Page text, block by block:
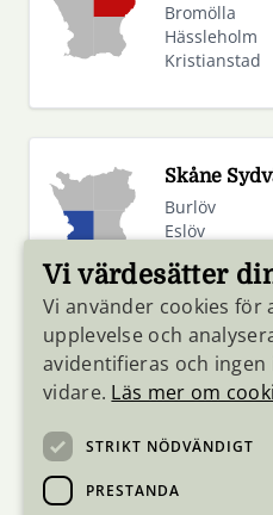
Bromölla
Hässleholm
Kristianstad
Skåne
Burlöv
Eslöv
Höör
Kävlinge
Lomma
Lund
Simrishamn
Vi värdesätter
Vi använder cookies
upplevelse och
avidentifieras och
vidare. Läs mer om
STRIKT NÖDVÄNDIGT
PRESTANDA